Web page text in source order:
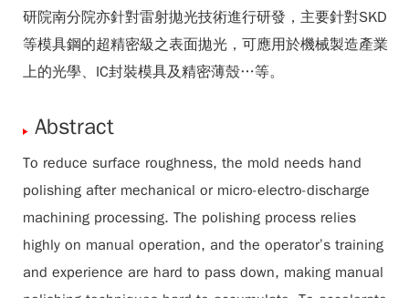
研院南分院亦針對雷射拋光技術進行研發，主要針對SKD
等模具鋼的超精密級之表面拋光，可應用於機械製造產業
上的光學、IC封裝模具及精密薄殼…等。
Abstract
To reduce surface roughness, the mold needs hand
polishing after mechanical or micro-electro-discharge
machining processing. The polishing process relies
highly on manual operation, and the operator’s training
and experience are hard to pass down, making manual